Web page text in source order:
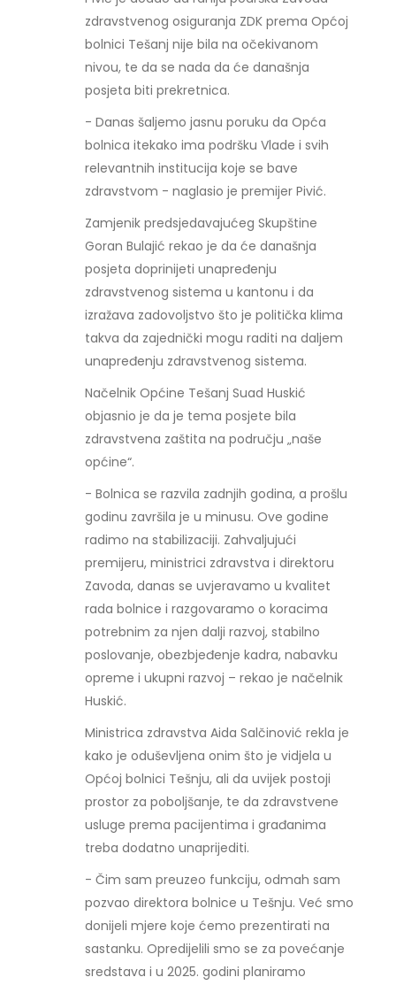
zdravstvenog osiguranja ZDK prema Općoj
bolnici Tešanj nije bila na očekivanom
nivou, te da se nada da će današnja
posjeta biti prekretnica.
- Danas šaljemo jasnu poruku da Opća
bolnica itekako ima podršku Vlade i svih
relevantnih institucija koje se bave
zdravstvom - naglasio je premijer Pivić.
Zamjenik predsjedavajućeg Skupštine
Goran Bulajić rekao je da će današnja
posjeta doprinijeti unapređenju
zdravstvenog sistema u kantonu i da
izražava zadovoljstvo što je politička klima
takva da zajednički mogu raditi na daljem
unapređenju zdravstvenog sistema.
Načelnik Općine Tešanj Suad Huskić
objasnio je da je tema posjete bila
zdravstvena zaštita na području „naše
općine“.
- Bolnica se razvila zadnjih godina, a prošlu
godinu završila je u minusu. Ove godine
radimo na stabilizaciji. Zahvaljujući
premijeru, ministrici zdravstva i direktoru
Zavoda, danas se uvjeravamo u kvalitet
rada bolnice i razgovaramo o koracima
potrebnim za njen dalji razvoj, stabilno
poslovanje, obezbjeđenje kadra, nabavku
opreme i ukupni razvoj – rekao je načelnik
Huskić.
Ministrica zdravstva Aida Salčinović rekla je
kako je oduševljena onim što je vidjela u
Općoj bolnici Tešnju, ali da uvijek postoji
prostor za poboljšanje, te da zdravstvene
usluge prema pacijentima i građanima
treba dodatno unaprijediti.
- Čim sam preuzeo funkciju, odmah sam
pozvao direktora bolnice u Tešnju. Već smo
donijeli mjere koje ćemo prezentirati na
sastanku. Opredijelili smo se za povećanje
sredstava i u 2025. godini planiramo